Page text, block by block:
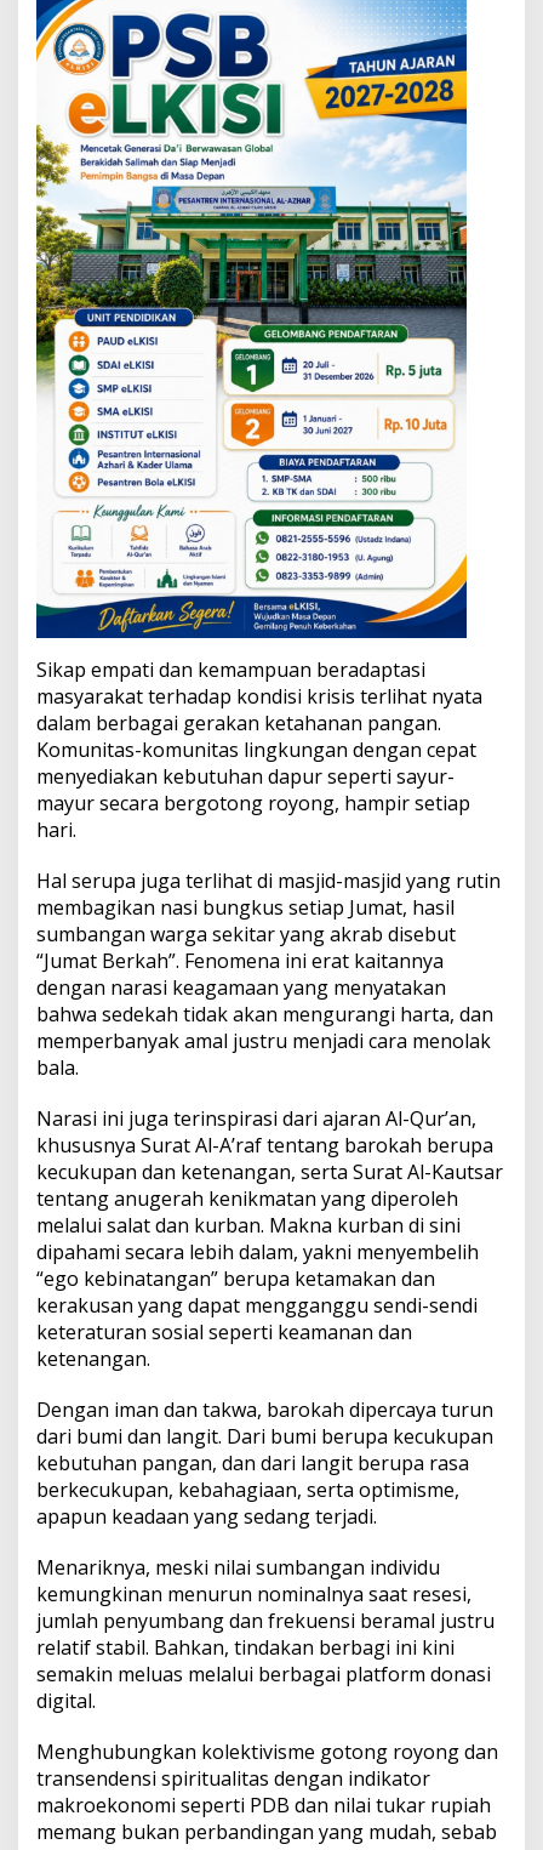
i
a
?
Sikap empati dan kemampuan beradaptasi
masyarakat terhadap kondisi krisis terlihat nyata
dalam berbagai gerakan ketahanan pangan.
Komunitas-komunitas lingkungan dengan cepat
menyediakan kebutuhan dapur seperti sayur-
mayur secara bergotong royong, hampir setiap
hari.
Hal serupa juga terlihat di masjid-masjid yang rutin
membagikan nasi bungkus setiap Jumat, hasil
sumbangan warga sekitar yang akrab disebut
“Jumat Berkah”. Fenomena ini erat kaitannya
dengan narasi keagamaan yang menyatakan
bahwa sedekah tidak akan mengurangi harta, dan
memperbanyak amal justru menjadi cara menolak
bala.
Narasi ini juga terinspirasi dari ajaran Al-Qur’an,
khususnya Surat Al-A’raf tentang barokah berupa
kecukupan dan ketenangan, serta Surat Al-Kautsar
tentang anugerah kenikmatan yang diperoleh
melalui salat dan kurban. Makna kurban di sini
dipahami secara lebih dalam, yakni menyembelih
“ego kebinatangan” berupa ketamakan dan
kerakusan yang dapat mengganggu sendi-sendi
keteraturan sosial seperti keamanan dan
ketenangan.
Dengan iman dan takwa, barokah dipercaya turun
dari bumi dan langit. Dari bumi berupa kecukupan
kebutuhan pangan, dan dari langit berupa rasa
berkecukupan, kebahagiaan, serta optimisme,
apapun keadaan yang sedang terjadi.
Menariknya, meski nilai sumbangan individu
kemungkinan menurun nominalnya saat resesi,
jumlah penyumbang dan frekuensi beramal justru
relatif stabil. Bahkan, tindakan berbagi ini kini
semakin meluas melalui berbagai platform donasi
digital.
Menghubungkan kolektivisme gotong royong dan
transendensi spiritualitas dengan indikator
makroekonomi seperti PDB dan nilai tukar rupiah
memang bukan perbandingan yang mudah, sebab